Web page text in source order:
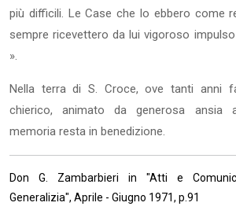
più difficili. Le Case che lo ebbero come
sempre ricevettero da lui vigoroso
».
Nella terra di S. Croce, ove tanti anni
chierico, animato da generosa ansia
memoria resta in benedizione.
Don G. Zambarbieri in "Atti e
Generalizia", Aprile - Giugno 1971, p.91